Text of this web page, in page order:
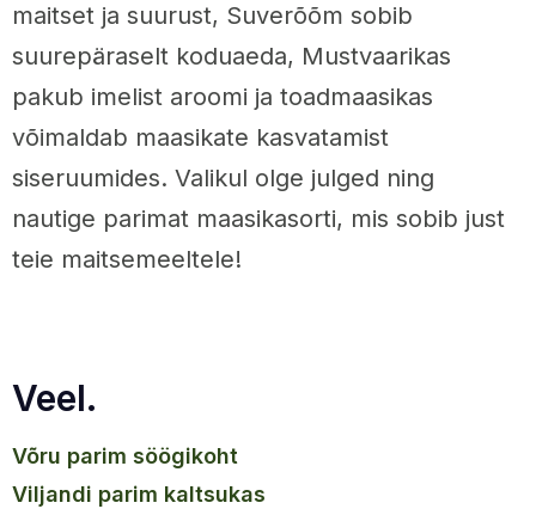
maitset ja suurust, Suverõõm sobib
suurepäraselt koduaeda, Mustvaarikas
pakub imelist aroomi ja toadmaasikas
võimaldab maasikate kasvatamist
siseruumides. Valikul olge julged ning
nautige parimat maasikasorti, mis sobib just
teie maitsemeeltele!
Veel.
võru parim söögikoht
viljandi parim kaltsukas